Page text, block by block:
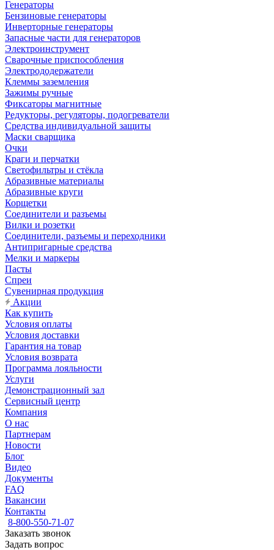
Генераторы
Бензиновые генераторы
Инверторные генераторы
Запасные части для генераторов
Электроинструмент
Сварочные приспособления
Электрододержатели
Клеммы заземления
Зажимы ручные
Фиксаторы магнитные
Редукторы, регуляторы, подогреватели
Средства индивидуальной защиты
Маски сварщика
Очки
Краги и перчатки
Светофильтры и стёкла
Абразивные материалы
Абразивные круги
Корщетки
Соединители и разъемы
Вилки и розетки
Соединители, разъемы и переходники
Антипригарные средства
Мелки и маркеры
Пасты
Спреи
Сувенирная продукция
Акции
Как купить
Условия оплаты
Условия доставки
Гарантия на товар
Условия возврата
Программа лояльности
Услуги
Демонстрационный зал
Сервисный центр
Компания
О нас
Партнерам
Новости
Блог
Видео
Документы
FAQ
Вакансии
Контакты
8-800-550-71-07
Заказать звонок
Задать вопрос